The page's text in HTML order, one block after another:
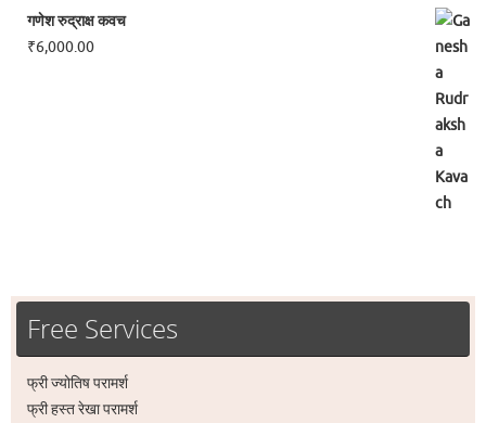
गणेश रुद्राक्ष कवच
₹6,000.00
Free Services
फ्री ज्योतिष परामर्श
फ्री हस्त रेखा परामर्श